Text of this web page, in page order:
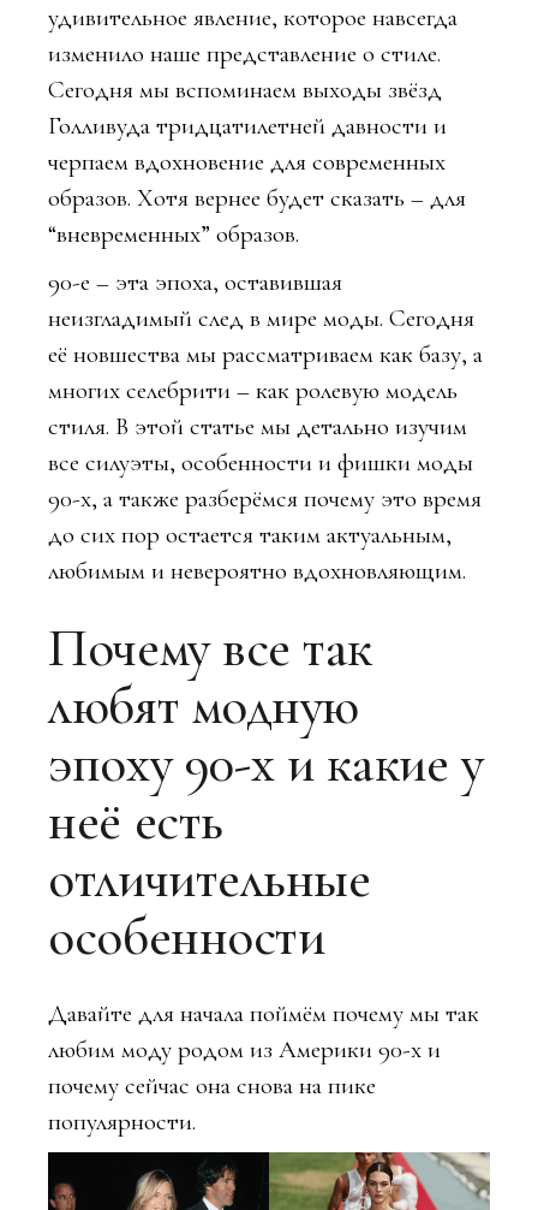
удивительное явление, которое навсегда
изменило наше представление о стиле.
Сегодня мы вспоминаем выходы звёзд
Голливуда тридцатилетней давности и
черпаем вдохновение для современных
образов. Хотя вернее будет сказать – для
“вневременных” образов.
90-е – эта эпоха, оставившая
неизгладимый след в мире моды. Сегодня
её новшества мы рассматриваем как базу, а
многих селебрити – как ролевую модель
стиля. В этой статье мы детально изучим
все силуэты, особенности и фишки моды
90-х, а также разберёмся почему это время
до сих пор остается таким актуальным,
любимым и невероятно вдохновляющим.
Почему все так
любят модную
эпоху 90-х и какие у
неё есть
отличительные
особенности
Давайте для начала поймём почему мы так
любим моду родом из Америки 90-х и
почему сейчас она снова на пике
популярности.